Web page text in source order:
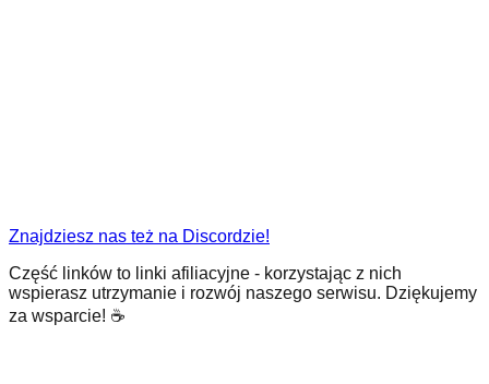
Znajdziesz nas też na Discordzie!
Część linków to linki afiliacyjne - korzystając z nich
wspierasz utrzymanie i rozwój naszego serwisu. Dziękujemy
za wsparcie! ☕